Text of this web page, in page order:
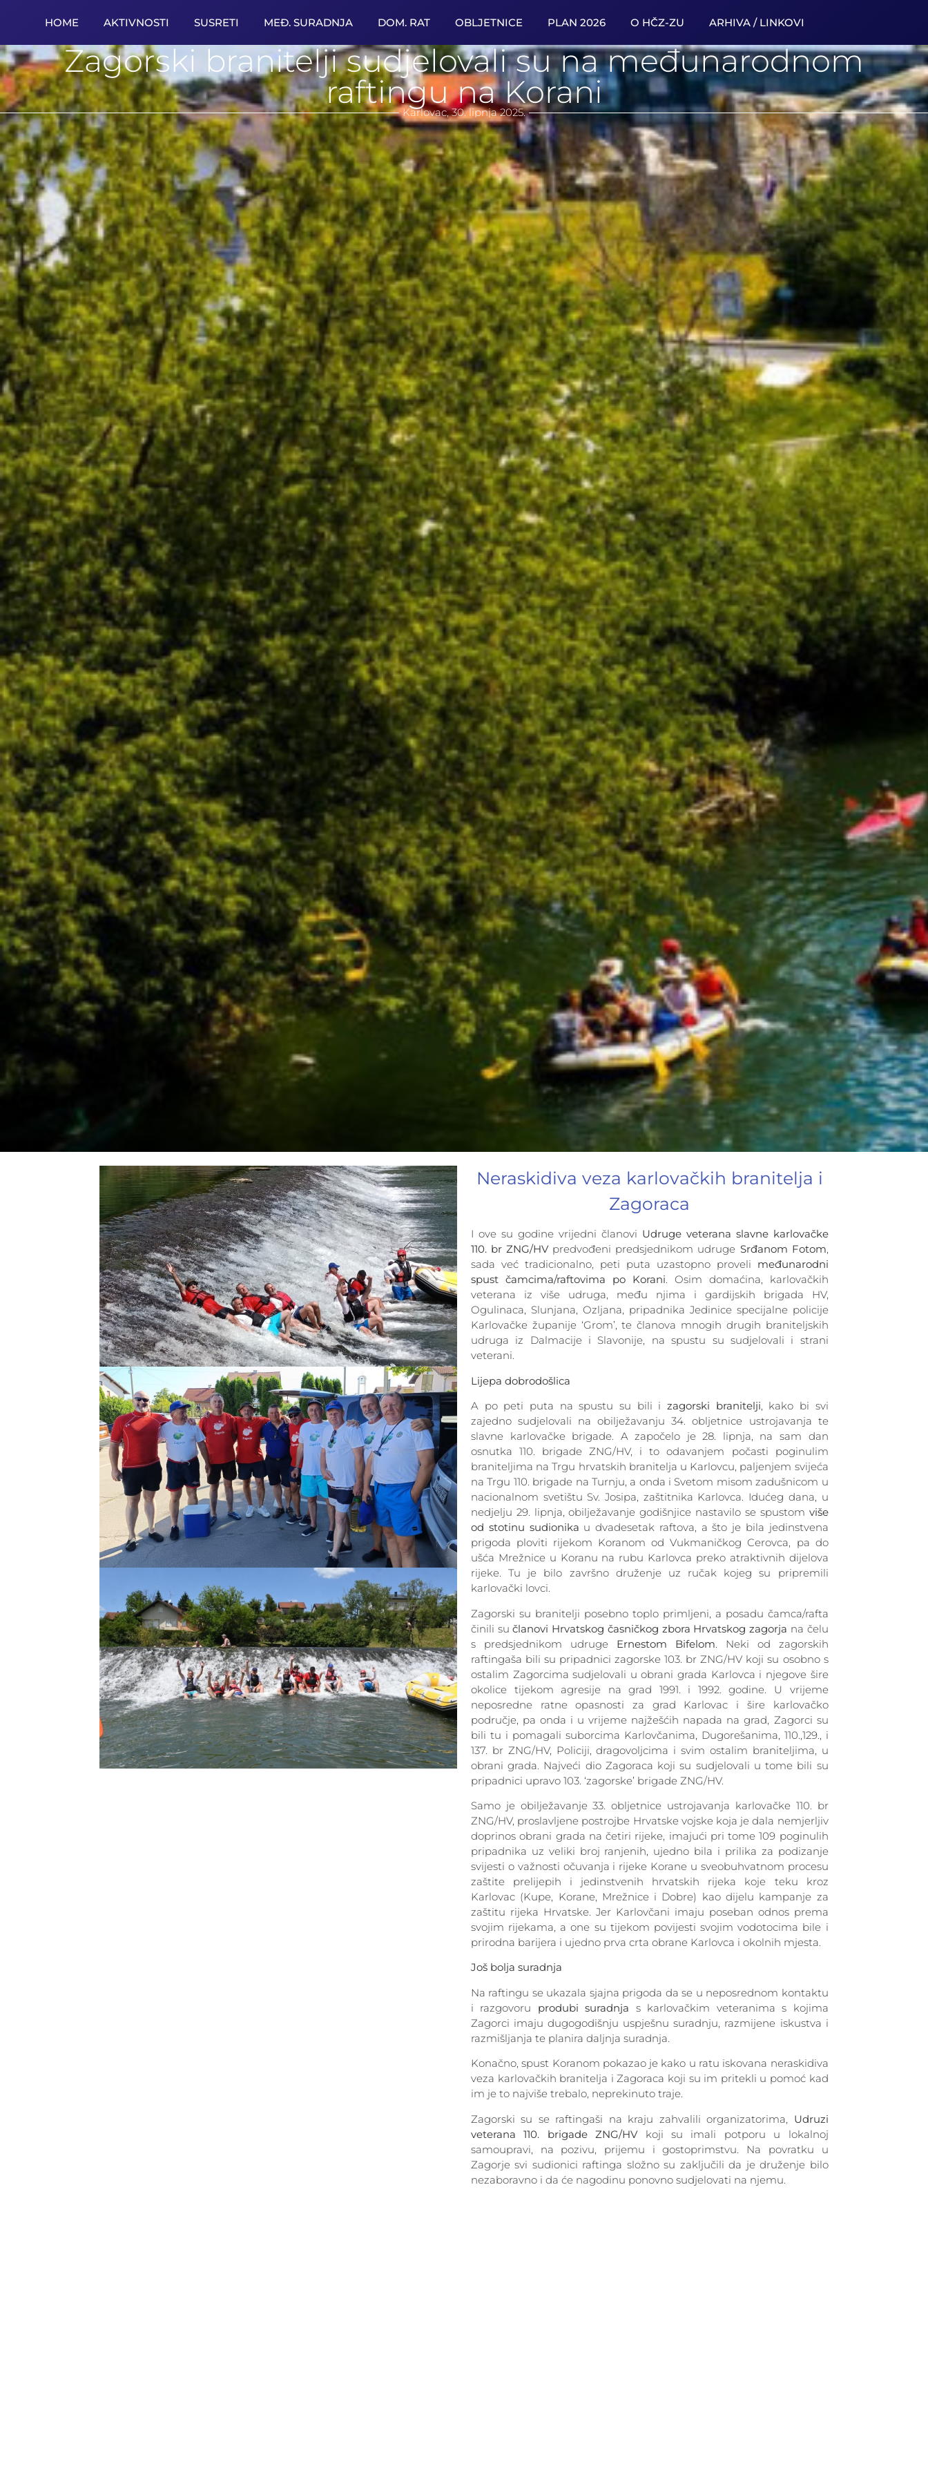
HOME AKTIVNOSTI SUSRETI MEĐ. SURADNJA DOM. RAT OBLJETNICE PLAN 2026 O HČZ-ZU ARHIVA / LINKOVI
Zagorski branitelji sudjelovali su na međunarodnom
raftingu na Korani
Karlovac, 30. lipnja 2025.
Neraskidiva veza karlovačkih branitelja i
Zagoraca
I ove su godine vrijedni članovi Udruge veterana slavne karlovačke
110. br ZNG/HVpredvođeni predsjednikom udruge Srđanom Fotom,
sada već tradicionalno, peti puta uzastopno proveli međunarodni
spust čamcima/raftovima po Korani. Osim domaćina, karlovačkih
veterana iz više udruga, među njima i gardijskih brigada HV,
Ogulinaca, Slunjana, Ozljana, pripadnika Jedinice specijalne policije
Karlovačke županije ‘Grom’, te članova mnogih drugih braniteljskih
udruga iz Dalmacije i Slavonije, na spustu su sudjelovali i strani
veterani.
Lijepa dobrodošlica
A po peti puta na spustu su bili i zagorski branitelji, kako bi svi
zajedno sudjelovali na obilježavanju 34. obljetnice ustrojavanja te
slavne karlovačke brigade. A započelo je 28. lipnja, na sam dan
osnutka 110. brigade ZNG/HV, i to odavanjem počasti poginulim
braniteljima na Trgu hrvatskih branitelja u Karlovcu, paljenjem svijeća
na Trgu 110. brigade na Turnju, a onda i Svetom misom zadušnicom u
nacionalnom svetištu Sv. Josipa, zaštitnika Karlovca. Idućeg dana, u
nedjelju 29. lipnja, obilježavanje godišnjice nastavilo se spustom više
od stotinu sudionika u dvadesetak raftova, a što je bila jedinstvena
prigoda ploviti rijekom Koranom od Vukmaničkog Cerovca, pa do
ušća Mrežnice u Koranu na rubu Karlovca preko atraktivnih dijelova
rijeke. Tu je bilo završno druženje uz ručak kojeg su pripremili
karlovački lovci.
Zagorski su branitelji posebno toplo primljeni, a posadu čamca/rafta
činili sučlanovi Hrvatskog časničkog zbora Hrvatskog zagorja na čelu
s predsjednikom udruge Ernestom Bifelom . Neki od zagorskih
raftingaša bili su pripadnici zagorske 103. br ZNG/HV koji su osobno s
ostalim Zagorcima sudjelovali u obrani grada Karlovca i njegove šire
okolice tijekom agresije na grad 1991. i 1992. godine. U vrijeme
neposredne ratne opasnosti za grad Karlovac i šire karlovačko
područje, pa onda i u vrijeme najžešćih napada na grad, Zagorci su
bili tu i pomagali suborcima Karlovčanima, Dugorešanima, 110.,129., i
137. br ZNG/HV, Policiji, dragovoljcima i svim ostalim braniteljima, u
obrani grada. Najveći dio Zagoraca koji su sudjelovali u tome bili su
pripadnici upravo 103. ‘zagorske’ brigade ZNG/HV.
Samo je obilježavanje 33. obljetnice ustrojavanja karlovačke 110. br
ZNG/HV, proslavljene postrojbe Hrvatske vojske koja je dala nemjerljiv
doprinos obrani grada na četiri rijeke, imajući pri tome 109 poginulih
pripadnika uz veliki broj ranjenih, ujedno bila i prilika za podizanje
svijesti o važnosti očuvanja i rijeke Korane u sveobuhvatnom procesu
zaštite prelijepih i jedinstvenih hrvatskih rijeka koje teku kroz
Karlovac (Kupe, Korane, Mrežnice i Dobre) kao dijelu kampanje za
zaštitu rijeka Hrvatske. Jer Karlovčani imaju poseban odnos prema
svojim rijekama, a one su tijekom povijesti svojim vodotocima bile i
prirodna barijera i ujedno prva crta obrane Karlovca i okolnih mjesta.
Još bolja suradnja
Na raftingu se ukazala sjajna prigoda da se u neposrednom kontaktu
i razgovoru produbi suradnja s karlovačkim veteranima s kojima
Zagorci imaju dugogodišnju uspješnu suradnju, razmijene iskustva i
razmišljanja te planira daljnja suradnja.
Konačno, spust Koranom pokazao je kako u ratu iskovana neraskidiva
veza karlovačkih branitelja i Zagoraca koji su im pritekli u pomoć kad
im je to najviše trebalo, neprekinuto traje.
Zagorski su se raftingaši na kraju zahvalili organizatorima, Udruzi
veterana 110. brigade ZNG/HVkoji su imali potporu u lokalnoj
samoupravi, na pozivu, prijemu i gostoprimstvu. Na povratku u
Zagorje svi sudionici raftinga složno su zaključili da je druženje bilo
nezaboravno i da će nagodinu ponovno sudjelovati na njemu.